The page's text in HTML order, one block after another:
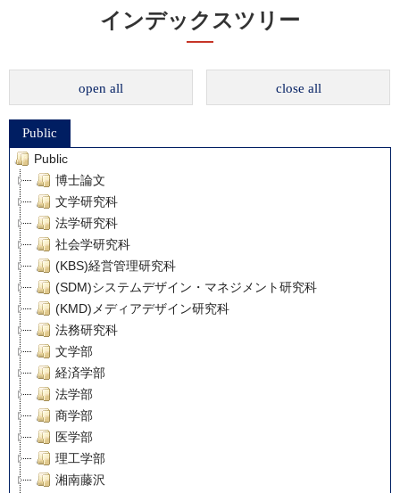
インデックスツリー
open all close all
Public
Public
博士論文
文学研究科
法学研究科
社会学研究科
(KBS)経営管理研究科
(SDM)システムデザイン・マネジメント研究科
(KMD)メディアデザイン研究科
法務研究科
文学部
経済学部
法学部
商学部
医学部
理工学部
湘南藤沢